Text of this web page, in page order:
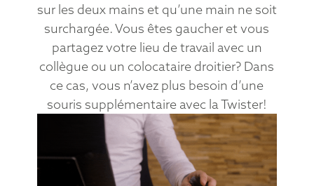
sur les deux mains et qu’une main ne soit
surchargée. Vous êtes gaucher et vous
partagez votre lieu de travail avec un
collègue ou un colocataire droitier? Dans
ce cas, vous n’avez plus besoin d’une
souris supplémentaire avec la Twister!